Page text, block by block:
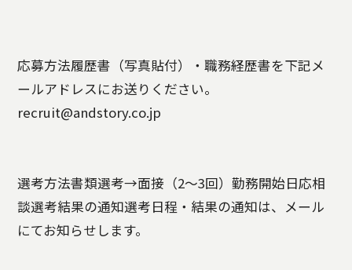
応募方法履歴書（写真貼付）・職務経歴書を下記メ
ールアドレスにお送りください。
recruit@andstory.co.jp
選考方法書類選考→面接（2～3回）勤務開始日応相
談選考結果の通知選考日程・結果の通知は、メール
にてお知らせします。